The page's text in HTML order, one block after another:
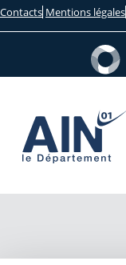
Contacts Mentions légales